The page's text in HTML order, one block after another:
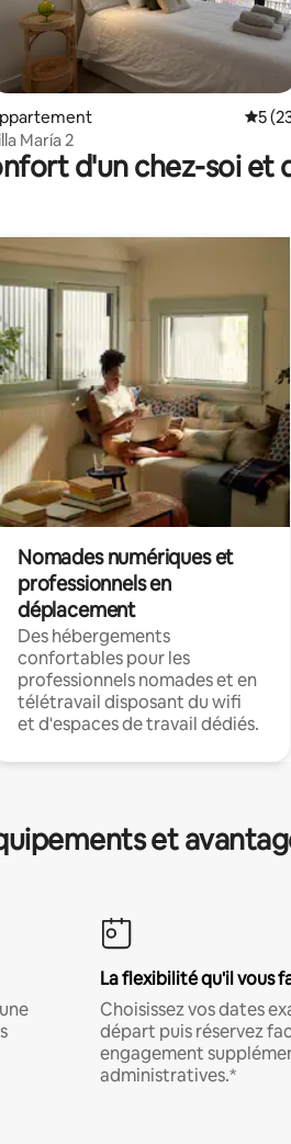
sur la base de 86 commentaires :
5
María 2
d'un chez-soi et
Nomades numériques et
professionnels en
déplacement
Des hébergements
confortables pour les
professionnels nomades et en
télétravail disposant du wifi
et d'espaces de travail dédiés.
et
La flexibilité qu'il vous
Choisissez vos dates
départ puis réservez
engagement
administratives.*